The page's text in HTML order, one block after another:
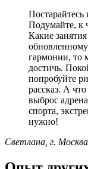
Подумайте, к
Какие
гармонии, то
достичь.
попробуйте
рассказ. А
выброс
спорта,
нужно!
Светлана, г. Москва